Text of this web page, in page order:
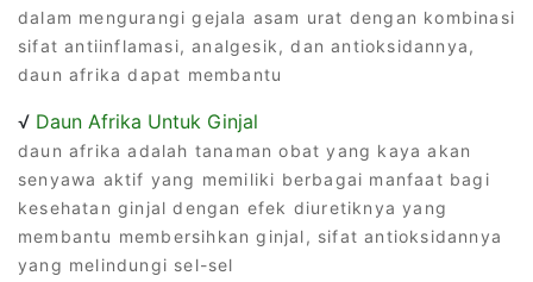
dalam mengurangi gejala asam urat dengan kombinasi
sifat antiinflamasi, analgesik, dan antioksidannya,
daun afrika dapat membantu
√ Daun Afrika Untuk Ginjal
daun afrika adalah tanaman obat yang kaya akan
senyawa aktif yang memiliki berbagai manfaat bagi
kesehatan ginjal dengan efek diuretiknya yang
membantu membersihkan ginjal, sifat antioksidannya
yang melindungi sel-sel